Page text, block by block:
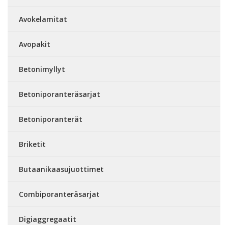
Avokelamitat
Avopakit
Betonimyllyt
Betoniporanteräsarjat
Betoniporanterät
Briketit
Butaanikaasujuottimet
Combiporanteräsarjat
Digiaggregaatit